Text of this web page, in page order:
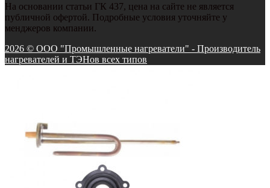
На основании статьи ГК 437, цена на сайте не является
публичной офертой. Подробные условия уточняйте у
менджеров компании.
2026 © ООО "Промышленные нагреватели" - Производитель
нагревателей и ТЭНов всех типов